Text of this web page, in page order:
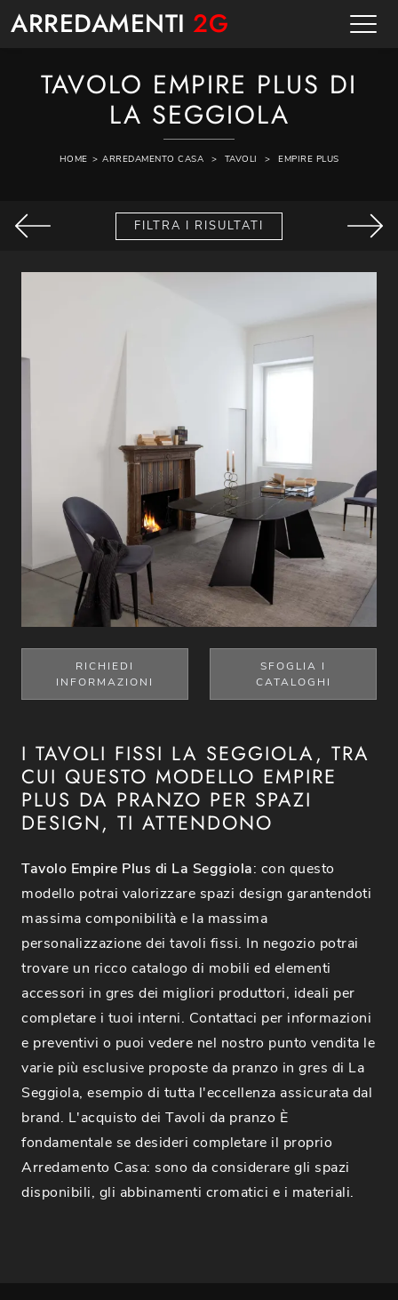
ARREDAMENTI 2G
TAVOLO EMPIRE PLUS DI
LA SEGGIOLA
HOME > ARREDAMENTO CASA > TAVOLI > EMPIRE PLUS
FILTRA I RISULTATI
RICHIEDI
INFORMAZIONI
SFOGLIA I
CATALOGHI
I TAVOLI FISSI LA SEGGIOLA, TRA
CUI QUESTO MODELLO EMPIRE
PLUS DA PRANZO PER SPAZI
DESIGN, TI ATTENDONO
Tavolo Empire Plus di La Seggiola: con questo
modello potrai valorizzare spazi design garantendoti
massima componibilità e la massima
personalizzazione dei tavoli fissi. In negozio potrai
trovare un ricco catalogo di mobili ed elementi
accessori in gres dei migliori produttori, ideali per
completare i tuoi interni. Contattaci per informazioni
e preventivi o puoi vedere nel nostro punto vendita le
varie più esclusive proposte da pranzo in gres di La
Seggiola, esempio di tutta l'eccellenza assicurata dal
brand. L'acquisto dei Tavoli da pranzo È
fondamentale se desideri completare il proprio
Arredamento Casa: sono da considerare gli spazi
disponibili, gli abbinamenti cromatici e i materiali.